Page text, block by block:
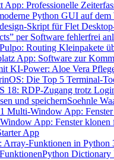
App: Professionelle
Python GUI auf dem
Skript für Flet
per Software fehlerfrei
Pulpo: Routing Kleinpakete
App: Software zur
KI-Power: Aloe Vera
Die Top 5 Terminal-
18: RDP-Zugang trotz
Soehnle
Multi-Window App:
App: Fenster klonen
App
Array-Funktionen in Python
Python Dictionary